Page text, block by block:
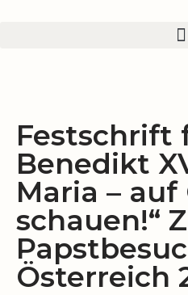
Festschrift
Benedikt
Maria –
schauen!“
Österreich